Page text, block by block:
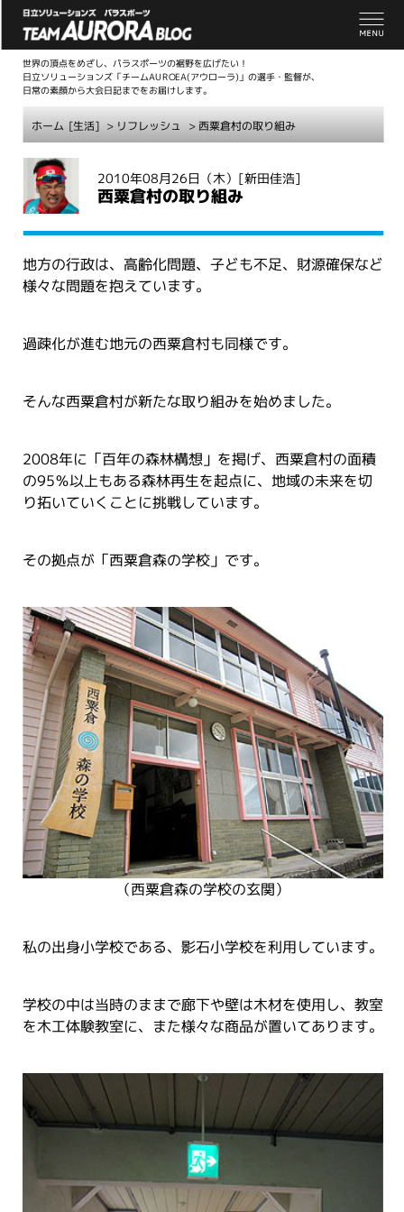
世界の頂点をめざし、パラスポーツの裾野を広げたい！
日立ソリューションズ「チームAUROEA(アウローラ)」の選手・監督が、
日常の素顔から大会日記までをお届けします。
ホーム [生活] > リフレッシュ > 西粟倉村の取り組み
2010年08月26日（木） [新田佳浩]
西粟倉村の取り組み
地方の行政は、高齢化問題、子ども不足、財源確保など
様々な問題を抱えています。
過疎化が進む地元の西粟倉村も同様です。
そんな西粟倉村が新たな取り組みを始めました。
2008年に「百年の森林構想」を掲げ、西粟倉村の面積
の95％以上もある森林再生を起点に、地域の未来を切
り拓いていくことに挑戦しています。
その拠点が「西粟倉森の学校」です。
（西粟倉森の学校の玄関）
私の出身小学校である、影石小学校を利用しています。
学校の中は当時のままで廊下や壁は木材を使用し、教室
を木工体験教室に、また様々な商品が置いてあります。